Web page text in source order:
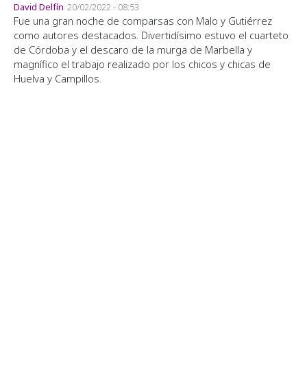
David Delfín 20/02/2022 - 08:53
Fue una gran noche de comparsas con Malo y Gutiérrez
como autores destacados. Divertidísimo estuvo el cuarteto
de Córdoba y el descaro de la murga de Marbella y
magnífico el trabajo realizado por los chicos y chicas de
Huelva y Campillos.